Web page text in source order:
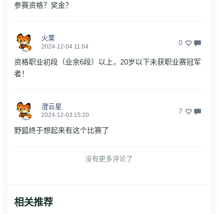
参赛资格？奖金？
火栗
2024-12-04 11:04 0
资格职业初段（业余6段）以上，20岁以下未获职业赛冠军
者！
澄云星
2024-12-03 15:20 7
野狐终于想起来有这个比赛了
没有更多评论了
相关推荐